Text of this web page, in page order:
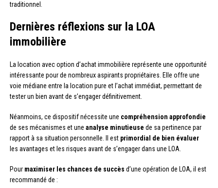
traditionnel.
Dernières réflexions sur la LOA
immobilière
La location avec option d’achat immobilière représente une opportunité
intéressante pour de nombreux aspirants propriétaires. Elle offre une
voie médiane entre la location pure et l’achat immédiat, permettant de
tester un bien avant de s’engager définitivement.
Néanmoins, ce dispositif nécessite une compréhension approfondie
de ses mécanismes et une analyse minutieuse de sa pertinence par
rapport à sa situation personnelle. Il est primordial de bien évaluer
les avantages et les risques avant de s’engager dans une LOA.
Pour maximiser les chances de succès d’une opération de LOA, il est
recommandé de :